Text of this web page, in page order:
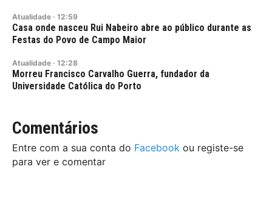
Atualidade · 12:59
Casa onde nasceu Rui Nabeiro abre ao público durante as
Festas do Povo de Campo Maior
Atualidade · 12:28
Morreu Francisco Carvalho Guerra, fundador da
Universidade Católica do Porto
Comentários
Entre com a sua conta do Facebook ou registe-se
para ver e comentar